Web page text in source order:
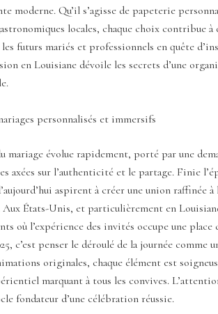
moderne. Qu’il s’agisse de papeterie
locales, chaque choix contribue
futurs mariés et professionnels en quête
en Louisiane dévoile les secrets d’une
personnalisés et immersifs
mariage évolue rapidement, porté par une
axées sur l’authenticité et le partage. Finie
aspirent à créer une union raffinée
États-Unis, et particulièrement en
où l’expérience des invités occupe une
c’est penser le déroulé de la journée comme
originales, chaque élément est
marquant à tous les convives.
fondateur d’une célébration réussie.